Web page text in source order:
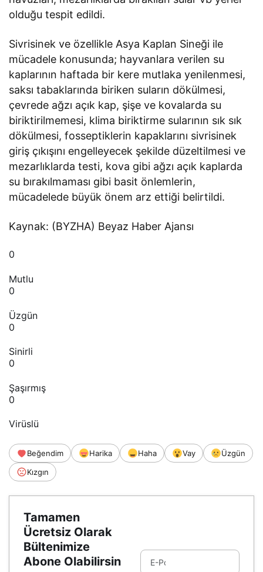
olduğu tespit edildi.
Sivrisinek ve özellikle Asya Kaplan Sineği ile
mücadele konusunda; hayvanlara verilen su
kaplarının haftada bir kere mutlaka yenilenmesi,
saksı tabaklarında biriken suların dökülmesi,
çevrede ağzı açık kap, şişe ve kovalarda su
biriktirilmemesi, klima biriktirme sularının sık sık
dökülmesi, fosseptiklerin kapaklarını sivrisinek
giriş çıkışını engelleyecek şekilde düzeltilmesi ve
mezarlıklarda testi, kova gibi ağzı açık kaplarda
su bırakılmaması gibi basit önlemlerin,
mücadelede büyük önem arz ettiği belirtildi.
Kaynak: (BYZHA) Beyaz Haber Ajansı
0
Mutlu
0
Üzgün
0
Sinirli
0
Şaşırmış
0
Virüslü
Beğendim Harika Haha Vay
Üzgün
Kızgın
Tamamen
Ücretsiz Olarak
Bültenimize
Abone Olabilirsin